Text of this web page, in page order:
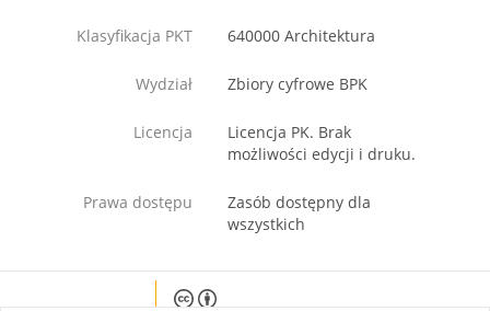
Klasyfikacja PKT 640000 Architektura
Wydział Zbiory cyfrowe BPK
Licencja
Licencja PK. Brak
możliwości edycji i druku.
Prawa dostępu
Zasób dostępny dla
wszystkich